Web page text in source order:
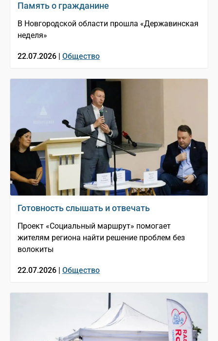
Память о гражданине
В Новгородской области прошла «Державинская
неделя»
22.07.2026 | Общество
Готовность слышать и отвечать
Проект «Социальный маршрут» помогает
жителям региона найти решение проблем без
волокиты
22.07.2026 | Общество